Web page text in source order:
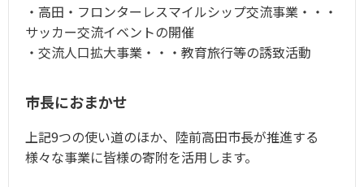
・高田・フロンターレスマイルシップ交流事業・・・
サッカー交流イベントの開催
・交流人口拡大事業・・・教育旅行等の誘致活動
市長におまかせ
上記9つの使い道のほか、陸前高田市長が推進する
様々な事業に皆様の寄附を活用します。